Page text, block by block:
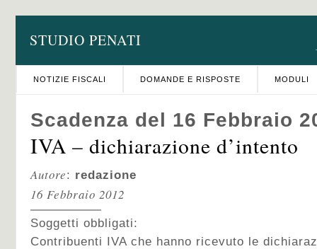
STUDIO PENATI
NOTIZIE FISCALI DOMANDE E RISPOSTE MODULI
Scadenza del 16 Febbraio
IVA – dichiarazione d’intento
Autore: redazione
16 Febbraio 2012
Soggetti obbligati:
Contribuenti IVA che hanno ricevuto le